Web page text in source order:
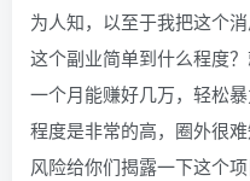
为人知，以至于我把这个
这个副业简单到什么程度
一个月能赚好几万，轻松
程度是非常的高，圈外很
风险给你们揭露一下这个